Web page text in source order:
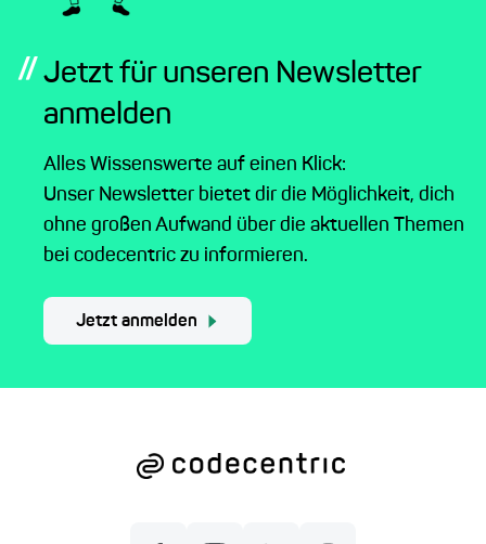
// Jetzt für unseren Newsletter
anmelden
Alles Wissenswerte auf einen Klick:
Unser Newsletter bietet dir die Möglichkeit, dich
ohne großen Aufwand über die aktuellen Themen
bei codecentric zu informieren.
Jetzt anmelden